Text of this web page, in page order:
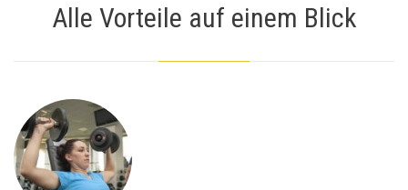
Alle Vorteile auf einem Blick